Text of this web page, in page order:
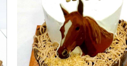
עוגת יום הולדת מיוחדת
פרטים נוספים